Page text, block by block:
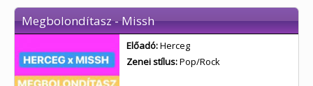
Megbolondítasz - Missh
Előadó:Herceg
Zenei stílus:Pop/Rock